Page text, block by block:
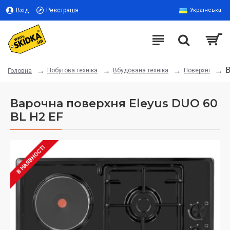
Вхід Реєстрація Українська
Головна Побутова техніка Вбудована техніка Поверхні
Варочна поверхня Eleyus DUO 60
BL H2 EF
В НАЯВНОСТІ